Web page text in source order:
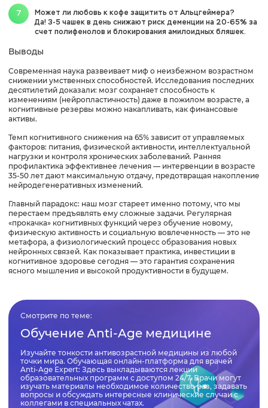
Может ли любовь к кофе защитить от Альцгеймера?
Да! 3-5 чашек в день снижают риск деменции на 20-65% за
счет полифенолов и блокирования амилоидных бляшек.
Выводы
Современная наука развеивает миф о неизбежном возрастном
снижении умственных способностей. Исследования последних
десятилетий доказали: мозг сохраняет способность к
изменениям (нейропластичность) даже в пожилом возрасте, а
когнитивные резервы можно накапливать, как финансовые
активы.
Темп когнитивного снижения на 65% зависит от управляемых
факторов: питания, физической активности, интеллектуальной
нагрузки и контроля хронических заболеваний. Ранняя
профилактика эффективнее лечения — интервенции в возрасте
35-50 лет дают максимальную отдачу, предотвращая накопление
нейродегенеративных изменений.
Главный парадокс: наш мозг стареет именно потому, что мы
перестаем предъявлять ему сложные задачи. Регулярная
«прокачка» когнитивных функций через обучение новому,
физическую активность и социальную вовлеченность — это не
метафора, а физиологический процесс образования новых
нейронных связей. Как показывает практика, инвестиции в
когнитивное здоровье сегодня — это гарантия сохранения
ясного мышления и высокой продуктивности в будущем.
Смотрите по теме:
Обучение Anti-Age медицине
Изучайте тонкости антивозрастной медицины из любой
точки мира. Обучающая онлайн-платформа для врачей
Anti-Age Expert: Здесь выкладываются лекции
образовательных программ с доступом 24/7. Врачи могут
изучать материалы необходимое количество раз, задавать
вопросы и обсуждать интересные клинические случаи с
коллегами в специальных чатах.